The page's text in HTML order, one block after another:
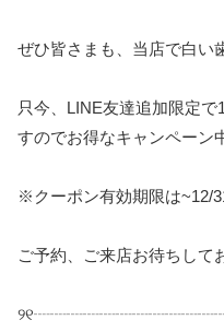
ぜひ皆さまも、当店で白い
只今、 LINE友達追加限定で
すのでお得なキャンペーン
※ クーポン有効期限は~12/
ご予約、ご来店お待ちして
୨୧